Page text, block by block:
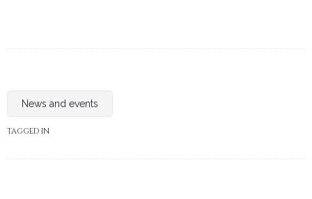
News and events
TAGGED IN